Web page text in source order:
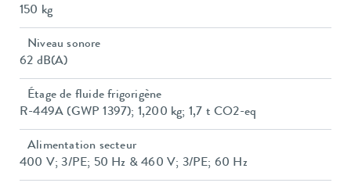
150 kg
Niveau sonore
62 dB(A)
Étage de fluide frigorigène
R-449A (GWP 1397); 1,200 kg; 1,7 t CO2-eq
Alimentation secteur
400 V; 3/PE; 50 Hz & 460 V; 3/PE; 60 Hz